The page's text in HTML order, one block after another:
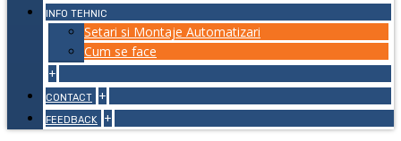
INFO TEHNIC
Setari si Montaje Automatizari
Cum se face
+
CONTACT +
FEEDBACK +